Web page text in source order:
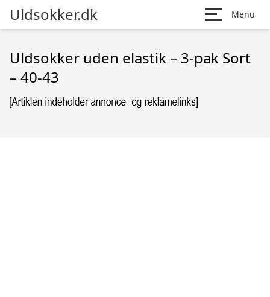
Uldsokker.dk Menu
Uldsokker uden elastik – 3-pak Sort
– 40-43